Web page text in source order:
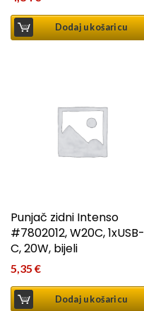
Dodaj u košaricu
Punjač zidni Intenso
#7802012, W20C, 1xUSB-
C, 20W, bijeli
5,35 €
Dodaj u košaricu